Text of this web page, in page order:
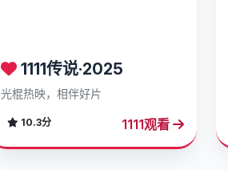
1111传说·2025
光棍热映，相伴好片
10.3分 1111观看